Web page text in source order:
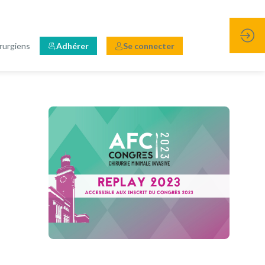
Adhérer Se connecter